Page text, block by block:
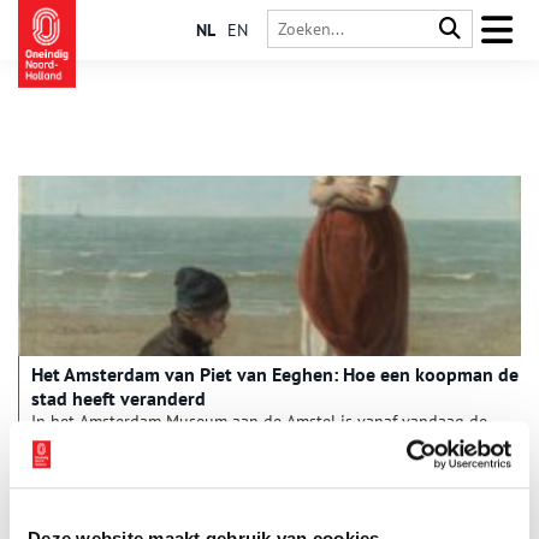
NL EN
Het Amsterdam van Piet van Eeghen: Hoe een koopman de
stad heeft veranderd
In het Amsterdam Museum aan de Amstel is vanaf vandaag de
tentoonstelling Het Amsterdam van Piet van Eeghen: Hoe een
koopman de stad heeft veranderd te zien. In de
tentoonstelling wordt stilgestaan bij Van Eeghen als
verdiende zijn geld onder meer met koloniale handel. Wat